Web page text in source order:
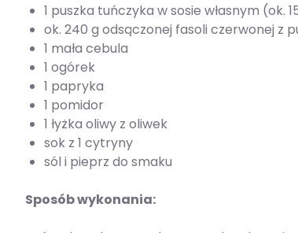
1 puszka tuńczyka w sosie własnym (ok.
ok. 240 g odsączonej fasoli czerwonej z
1 mała cebula
1 ogórek
1 papryka
1 pomidor
1 łyżka oliwy z oliwek
sok z 1 cytryny
sól i pieprz do smaku
Sposób wykonania: